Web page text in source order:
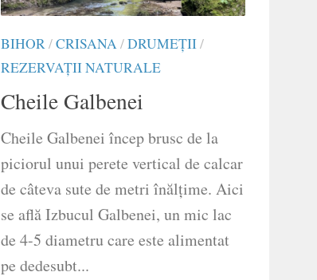
BIHOR/CRISANA/DRUMEŢII/
REZERVAȚII NATURALE
Cheile Galbenei
Cheile Galbenei încep brusc de la
piciorul unui perete vertical de calcar
de câteva sute de metri înălțime. Aici
se află Izbucul Galbenei, un mic lac
de 4-5 diametru care este alimentat
pe dedesubt...